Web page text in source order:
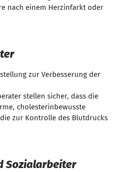
nach einem Herzinfarkt oder
zur Verbesserung der
stellen sicher, dass die
cholesterinbewusste
zur Kontrolle des Blutdrucks
Sozialarbeiter